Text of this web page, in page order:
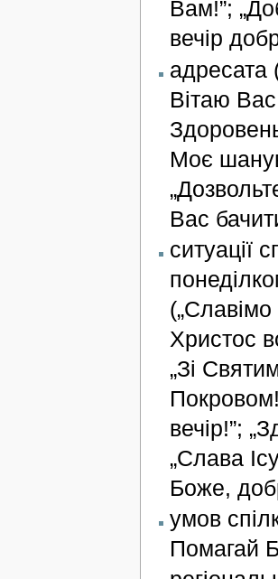
Вам!”;
вечір
адресата
Вітаю
Моє
Вас
ситуації
(„Славімо
Христос
„Зі
вечір!”;
„Слава
Боже,
умов
Помагай